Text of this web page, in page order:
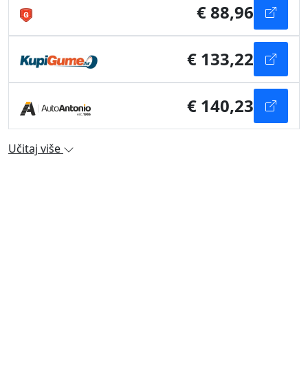
€ 88,96
€ 133,22
€ 140,23
Učitaj više